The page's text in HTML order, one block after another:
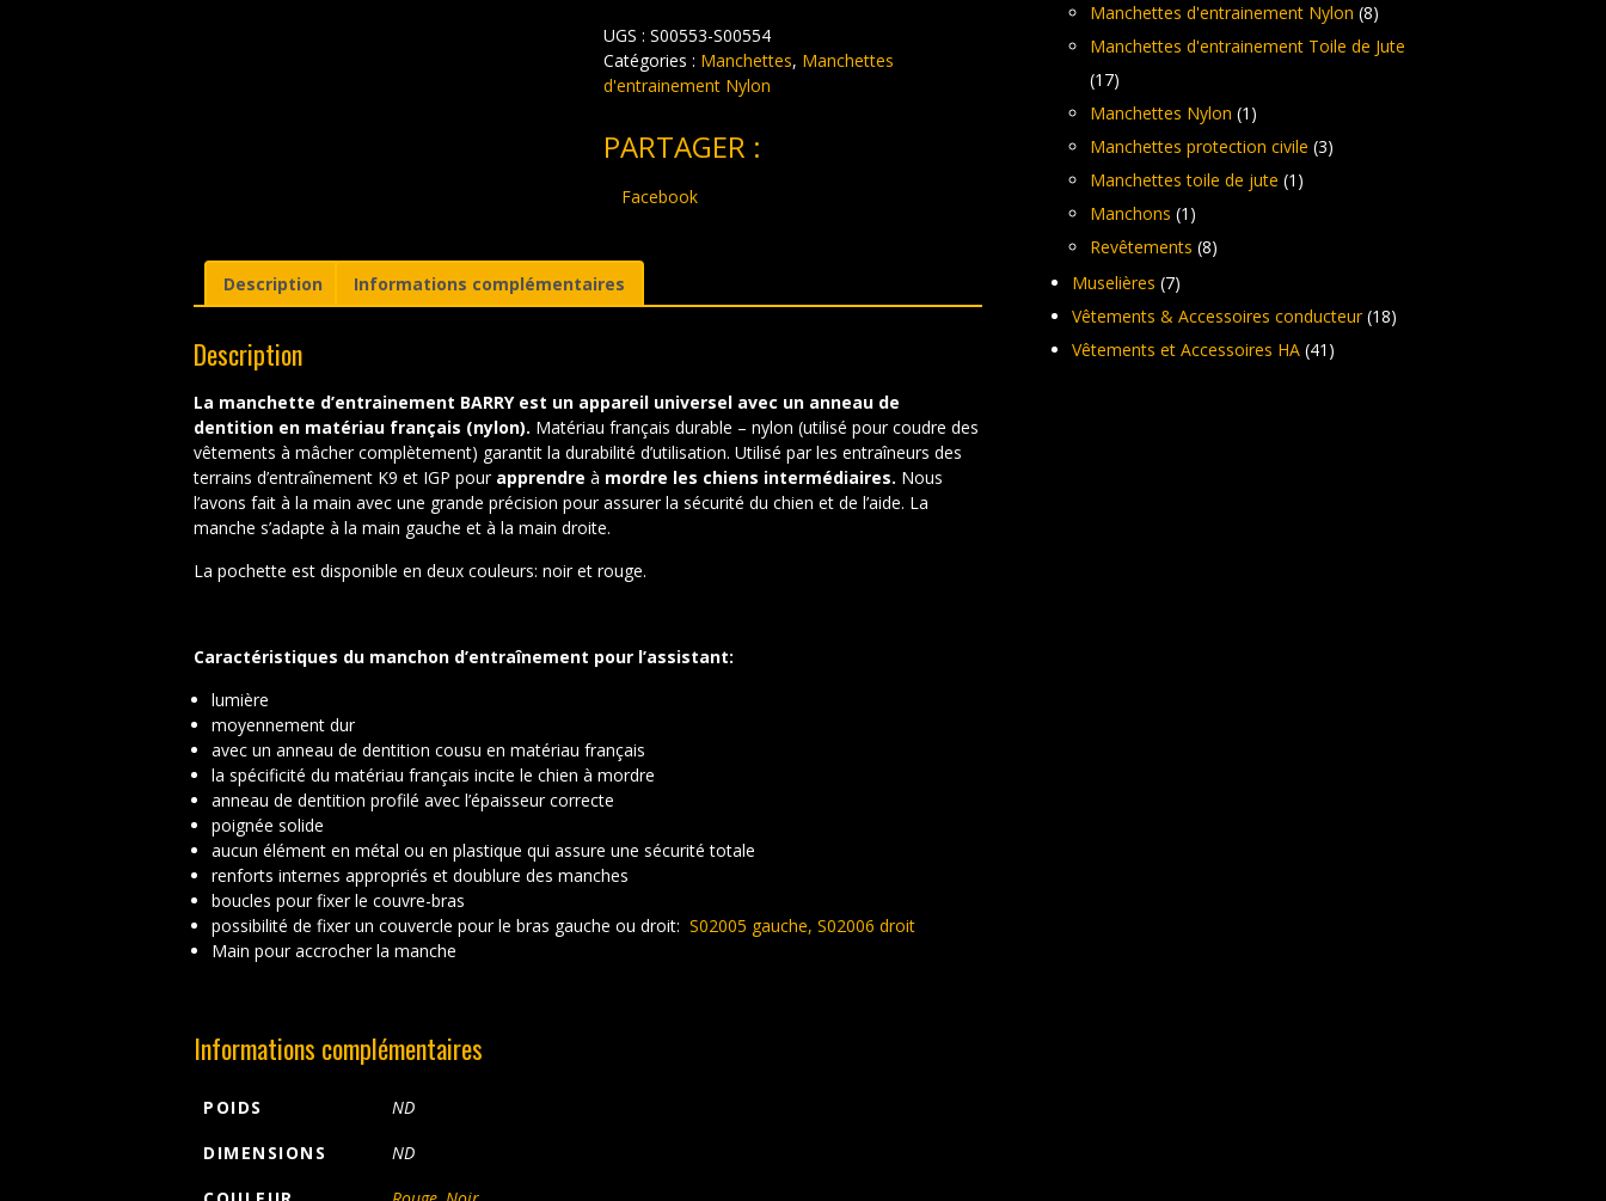
Nylon
BARRY
UGS :S00553-S00554
Catégories : Manchettes, Manchettes
d'entrainement Nylon
PARTAGER :
Facebook
Description Informations complémentaires
Description
La manchette d’entrainement BARRY est un appareil universel avec un anneau de
dentition en matériau français (nylon). Matériau français durable – nylon (utilisé pour coudre des
vêtements à mâcher complètement) garantit la durabilité d’utilisation. Utilisé par les entraîneurs des
terrains d’entraînement K9 et IGP pour apprendre à mordre les chiens intermédiaires. Nous
l’avons fait à la main avec une grande précision pour assurer la sécurité du chien et de l’aide. La
manche s’adapte à la main gauche et à la main droite.
La pochette est disponible en deux couleurs: noir et rouge.
Caractéristiques du manchon d’entraînement pour l’assistant:
lumière
moyennement dur
avec un anneau de dentition cousu en matériau français
la spécificité du matériau français incite le chien à mordre
anneau de dentition profilé avec l’épaisseur correcte
poignée solide
aucun élément en métal ou en plastique qui assure une sécurité totale
renforts internes appropriés et doublure des manches
boucles pour fixer le couvre-bras
possibilité de fixer un couvercle pour le bras gauche ou droit: S02005 gauche, S02006 droit
Main pour accrocher la manche
Informations complémentaires
POIDS
ND
DIMENSIONS
ND
Manchettes d'entrainement Nylon (8)
Manchettes d'entrainement Toile de Jute
(17)
Manchettes Nylon (1)
Manchettes protection civile (3)
Manchettes toile de jute (1)
Manchons (1)
Revêtements (8)
Muselières (7)
Vêtements & Accessoires conducteur (18)
Vêtements et Accessoires HA (41)